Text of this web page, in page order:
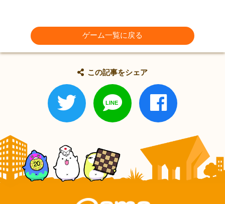
ゲーム一覧に戻る
この記事をシェア